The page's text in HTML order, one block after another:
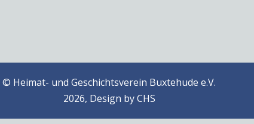
© Heimat- und Geschichtsverein Buxtehude e.V.
2026, Design byCHS